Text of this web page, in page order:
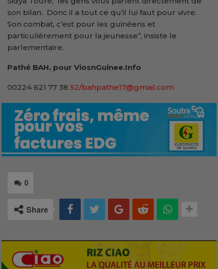
son bilan. Donc il a tout ce qu’il lui faut pour vivre.
Son combat, c’est pour les guinéens et
particulièrement pour la jeunesse’’, insiste le
parlementaire.
Pathé BAH, pour ViosnGuinee.Info
00224 621 77 38 52/bahpathe17@gmail.com
0
Share